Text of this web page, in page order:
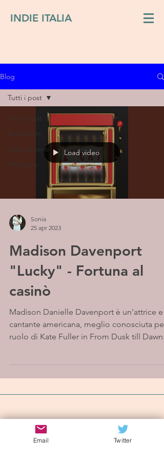
INDIE ITALIA
Blog
Tutti i post
Recensioni
Indie italiano
Interviste
Tutti i post
Load video
Sonia
25 apr 2023
Madison Davenport
"Lucky" - Fortuna al
casinò
Madison Danielle Davenport è un'attrice e
cantante americana, meglio conosciuta per
ruolo di Kate Fuller in From Dusk till Dawn:
Iscriviti alla mailing list
Email Twitter